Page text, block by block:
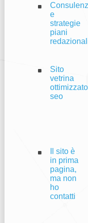
e
strategie
piani
Sito
vetrina
ottimizzato
seo
Il sito è
in prima
pagina,
ma non
ho
contatti